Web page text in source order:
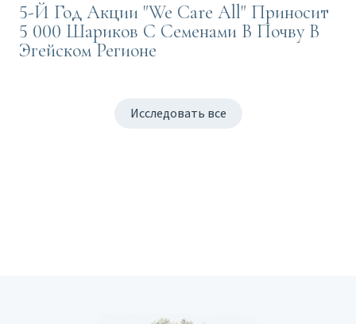
5-Й Год Акции "We Care All" Приносит
5 000 Шариков С Семенами В Почву В
Эгейском Регионе
Исследовать все